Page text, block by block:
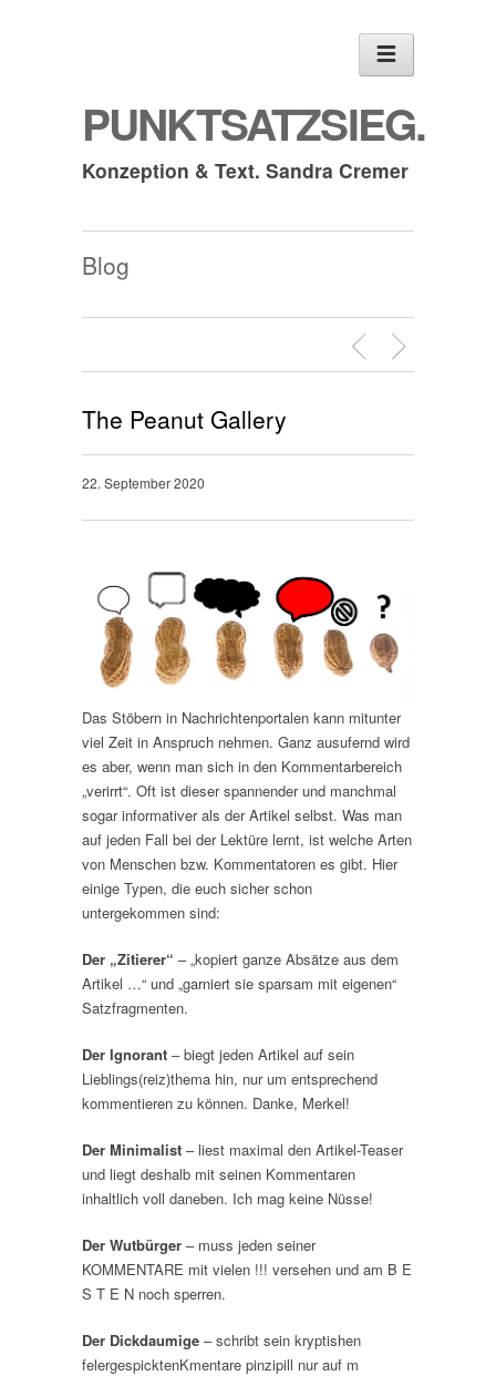
PUNKTSATZSIEG.
Konzeption & Text. Sandra Cremer
Blog
The Peanut Gallery
22. September 2020
Das Stöbern in Nachrichtenportalen kann mitunter
viel Zeit in Anspruch nehmen. Ganz ausufernd wird
es aber, wenn man sich in den Kommentarbereich
„verirrt“. Oft ist dieser spannender und manchmal
sogar informativer als der Artikel selbst. Was man
auf jeden Fall bei der Lektüre lernt, ist welche Arten
von Menschen bzw. Kommentatoren es gibt. Hier
einige Typen, die euch sicher schon
untergekommen sind:
Der „Zitierer“ – „kopiert ganze Absätze aus dem
Artikel …“ und „garniert sie sparsam mit eigenen“
Satzfragmenten.
Der Ignorant – biegt jeden Artikel auf sein
Lieblings(reiz)thema hin, nur um entsprechend
kommentieren zu können. Danke, Merkel!
Der Minimalist – liest maximal den Artikel-Teaser
und liegt deshalb mit seinen Kommentaren
inhaltlich voll daneben. Ich mag keine Nüsse!
Der Wutbürger – muss jeden seiner
KOMMENTARE mit vielen !!! versehen und am B E
S T E N noch sperren.
Der Dickdaumige – schribt sein kryptishen
felergespicktenKmentare pinzipill nur auf m